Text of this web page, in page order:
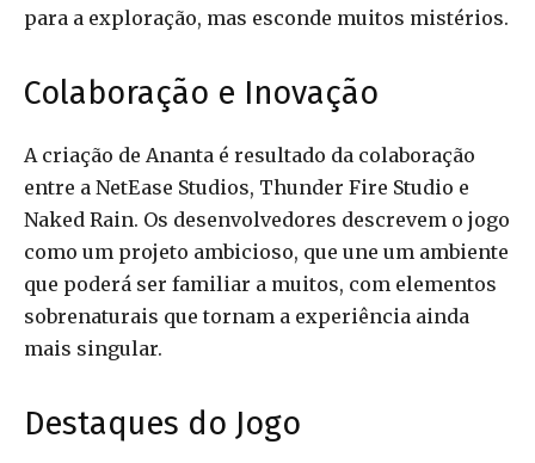
para a exploração, mas esconde muitos mistérios.
Colaboração e Inovação
A criação de Ananta é resultado da colaboração
entre a NetEase Studios, Thunder Fire Studio e
Naked Rain. Os desenvolvedores descrevem o jogo
como um projeto ambicioso, que une um ambiente
que poderá ser familiar a muitos, com elementos
sobrenaturais que tornam a experiência ainda
mais singular.
Destaques do Jogo